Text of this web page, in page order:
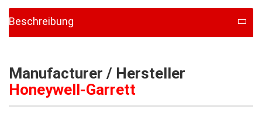
Beschreibung
Manufacturer / Hersteller
Honeywell-Garrett